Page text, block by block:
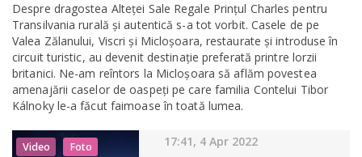
Despre dragostea Alteței Sale Regale Prinţul Charles pentru
Transilvania rurală şi autentică s-a tot vorbit. Casele de pe
Valea Zălanului, Viscri şi Micloşoara, restaurate şi introduse în
circuit turistic, au devenit destinaţie preferată printre lorzii
britanici. Ne-am reîntors la Micloșoara să aflăm povestea
amenajării caselor de oaspeți pe care familia Contelui Tibor
Kálnoky le-a făcut faimoase în toată lumea.
Video Foto 17:41, 4 Apr 2022